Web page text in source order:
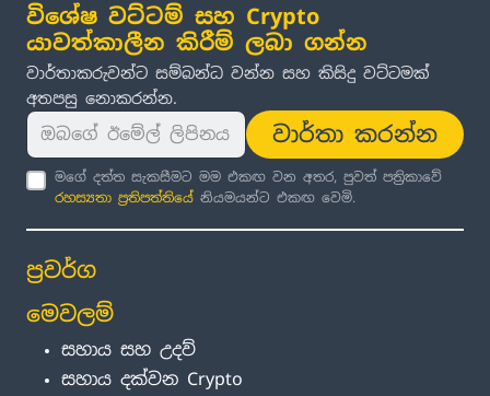
විශේෂ වට්ටම් සහ Crypto
යාවත්කාලීන කිරීම් ලබා ගන්න
වාර්තාකරුවන්ට සම්බන්ධ වන්න සහ කිසිදු වට්ටමක්
අතපසු නොකරන්න.
වාර්තා කරන්න
මගේ දත්ත සැකසීමට මම එකඟ වන අතර, පුවත් පත්‍රිකාවේ
රහස්‍යතා ප්‍රතිපත්තිය ේ නියමයන්ට එකඟ වෙමි.
ප්‍රවර්ග
මෙවලම්
සහාය සහ උදව්
සහාය දක්වන Crypto